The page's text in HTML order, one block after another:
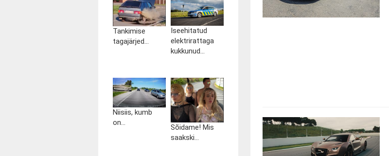
Tankimise
tagajärjed...
Iseehitatud
elektrirattaga
kukkunud...
Niisiis, kumb
on...
Sõidame! Mis
saakski...